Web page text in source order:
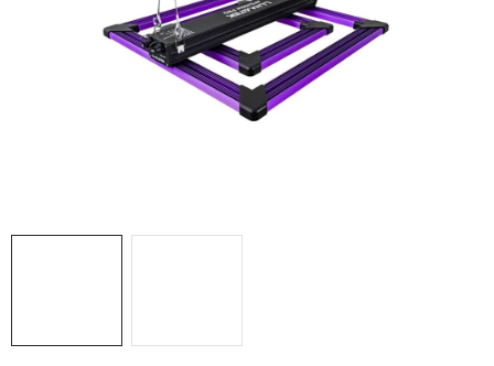
Webáruház értékelése Márka Vásárlás
Kapcsolat